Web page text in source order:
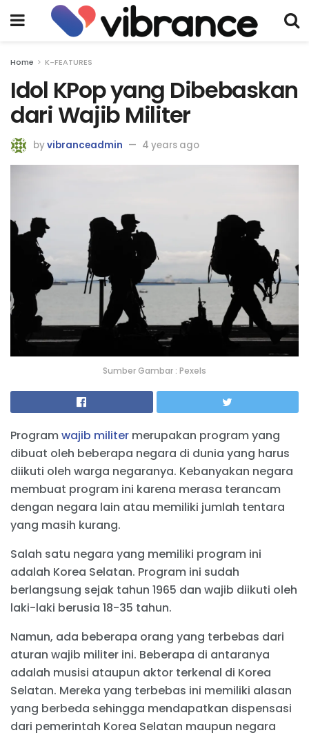
Home K-FEATURES
Idol KPop yang Dibebaskan
dari Wajib Militer
byvibranceadmin 4 years ago
Sumber Gambar : Pexels
Programwajib militer merupakan program yang
dibuat oleh beberapa negara di dunia yang harus
diikuti oleh warga negaranya. Kebanyakan negara
membuat program ini karena merasa terancam
dengan negara lain atau memiliki jumlah tentara
yang masih kurang.
Salah satu negara yang memiliki program ini
adalah Korea Selatan. Program ini sudah
berlangsung sejak tahun 1965 dan wajib diikuti oleh
laki-laki berusia 18-35 tahun.
Namun, ada beberapa orang yang terbebas dari
aturan wajib militer ini. Beberapa di antaranya
adalah musisi ataupun aktor terkenal di Korea
Selatan. Mereka yang terbebas ini memiliki alasan
yang berbeda sehingga mendapatkan dispensasi
dari pemerintah Korea Selatan maupun negara